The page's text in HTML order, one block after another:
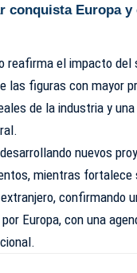
conquista Europa
reafirma el impacto del
las figuras con mayor
de la industria y
nuevos
mientras fortalece
confirmando
Europa, con una